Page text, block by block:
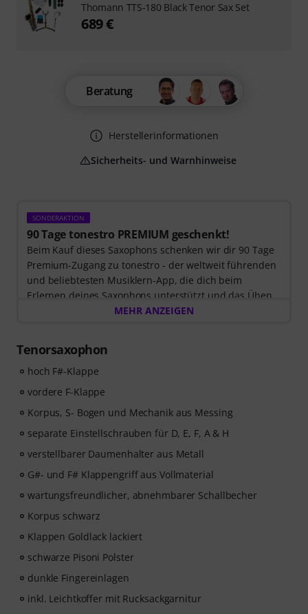
SONDERAKTION
90 Tage tonestro PREMIUM geschenkt!
Beim Kauf dieses Saxophons schenken wir dir 90 Tage
Premium-Zugang zu tonestro - der weltweit führenden
und beliebtesten Musiklern-App, die dich beim
Erlernen deines Saxophons unterstützt und das Üben
zum Vergnügen wird. Entdecke die Welt der Musik mit
270 zielgerichteten Übungen
Das interaktive Live-Feedback von tonestro hört dir
beim Spielen zu, analysiert jeden gespielten Ton und
gibt dir unmittelbar Rückmeldung zur Tonhöhe und
Rhythmus. Ergreife jetzt die Chance, deine
Saxophonfähigkeiten flexibel, effektiv und mit Freude
zu entwickeln – zu jeder Zeit, an jedem Ort. Keine
automatische Verlängerung!
MEHR ANZEIGEN
Tenorsaxophon
hoch F#-Klappe
vordere F-Klappe
Korpus, S- Bogen und Mechanik aus Messing
separate Einstellschrauben für D, E, F, A & H
verstellbarer Daumenhalter aus Metall
G#- und F# Klappengriff aus Vollmaterial
wartungsfreundlicher, abnehmbarer Schallbecher
Korpus schwarz
Klappen Goldlack lackiert
schwarze Pisoni Polster
dunkle Fingereinlagen
inkl. Leichtkoffer mit Rucksackgarnitur
Beratung
Herstellerinformationen
Sicherheits- und Warnhinweise
Thomann TTS-180 Black Tenor Sax Set
689 €